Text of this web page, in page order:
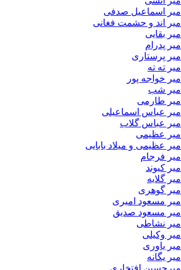
امیر اسماعیل صدفی
امیر اند و حشمت فغانی
امیر بقایی
امیر پدرام
امیر پرستاری
امیر ته ته
امیر خواجه پور
امیر شب
امیر طارمی
امیر عباس اسماعیلی
امیر عباس گلاب
امیر عظیمی
امیر عظیمی و میلاد بابایی
امیر فرجام
امیر کیوند
امیر گلایه
امیر گوهری
امیر مسعود امیری
امیر مسعود صدیق
امیر نشاطی
امیر وکیلی
امیر یاوری
امیر یگانه
امیرحسین افتخاری